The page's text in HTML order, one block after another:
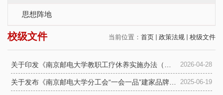
思想阵地
当前位置： 首页 政策法规 校级文件
校级文件
2026-04-28
2025-06-19